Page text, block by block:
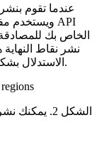
عندما تقوم
الخاص بك
نشر نقاط النهاية
الاستدلال بشكل أقرب إلى المستخدمين وتقليل زمن الانتقال.